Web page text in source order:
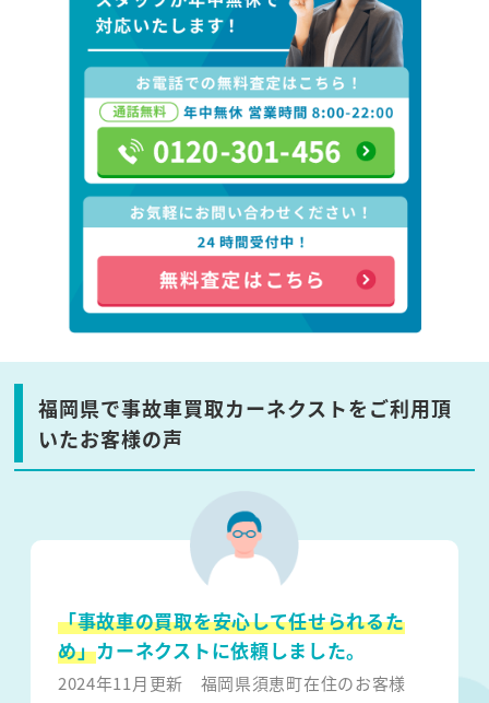
福岡県で事故車買取カーネクストをご利用頂
いたお客様の声
「事故車の買取を安心して任せられるた
め」カーネクストに依頼しました。
2024年11月更新 福岡県須恵町在住のお客様